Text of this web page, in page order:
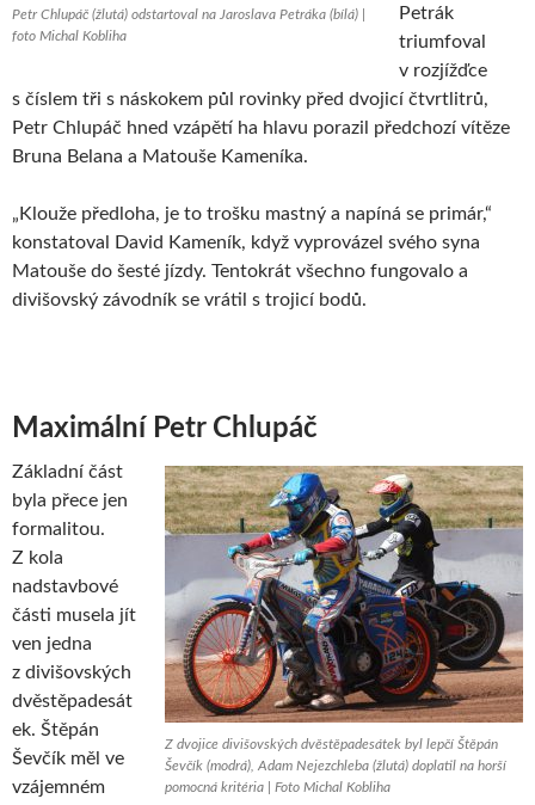
Petr Chlupáč (žlutá) odstartoval na Jaroslava Petráka (bílá) |
foto Michal Kobliha
Petrák
triumfoval
v rozjížďce
s číslem tři s náskokem půl rovinky před dvojicí čtvrtlitrů,
Petr Chlupáč hned vzápětí ha hlavu porazil předchozí vítěze
Bruna Belana a Matouše Kameníka.
„Klouže předloha, je to trošku mastný a napíná se primár,“
konstatoval David Kameník, když vyprovázel svého syna
Matouše do šesté jízdy. Tentokrát všechno fungovalo a
divišovský závodník se vrátil s trojicí bodů.
Maximální Petr Chlupáč
Z dvojice divišovských dvěstěpadesátek byl lepčí Štěpán
Ševčík (modrá), Adam Nejezchleba (žlutá) doplatil na horší
pomocná kritéria | Foto Michal Kobliha
Základní část
byla přece jen
formalitou.
Z kola
nadstavbové
části musela jít
ven jedna
z divišovských
dvěstěpadesát
ek. Štěpán
Ševčík měl ve
vzájemném